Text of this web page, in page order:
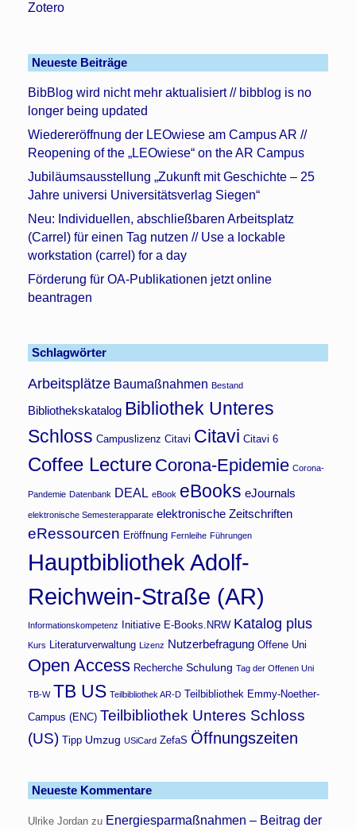
Zotero
Neueste Beiträge
BibBlog wird nicht mehr aktualisiert // bibblog is no
longer being updated
Wiedereröffnung der LEOwiese am Campus AR //
Reopening of the „LEOwiese“ on the AR Campus
Jubiläumsausstellung „Zukunft mit Geschichte – 25
Jahre universi Universitätsverlag Siegen“
Neu: Individuellen, abschließbaren Arbeitsplatz
(Carrel) für einen Tag nutzen // Use a lockable
workstation (carrel) for a day
Förderung für OA-Publikationen jetzt online
beantragen
Schlagwörter
Arbeitsplätze Baumaßnahmen Bestand
Bibliothekskatalog Bibliothek Unteres
Schloss Campuslizenz Citavi Citavi Citavi 6
Coffee Lecture Corona-Epidemie Corona-
Pandemie Datenbank DEAL eBook eBooks eJournals
elektronische Semesterapparate elektronische Zeitschriften
eRessourcen Eröffnung Fernleihe Führungen
Hauptbibliothek Adolf-
Reichwein-Straße (AR)
Informationskompetenz Initiative E-Books.NRW Katalog plus
Kurs Literaturverwaltung Lizenz Nutzerbefragung Offene Uni
Open Access Recherche Schulung Tag der Offenen Uni
TB-W TB US Teilbibliothek AR-D Teilbibliothek Emmy-Noether-
Campus (ENC) Teilbibliothek Unteres Schloss
(US) Tipp Umzug USiCard ZefaS Öffnungszeiten
Neueste Kommentare
Ulrike Jordan zu Energiesparmaßnahmen – Beitrag der